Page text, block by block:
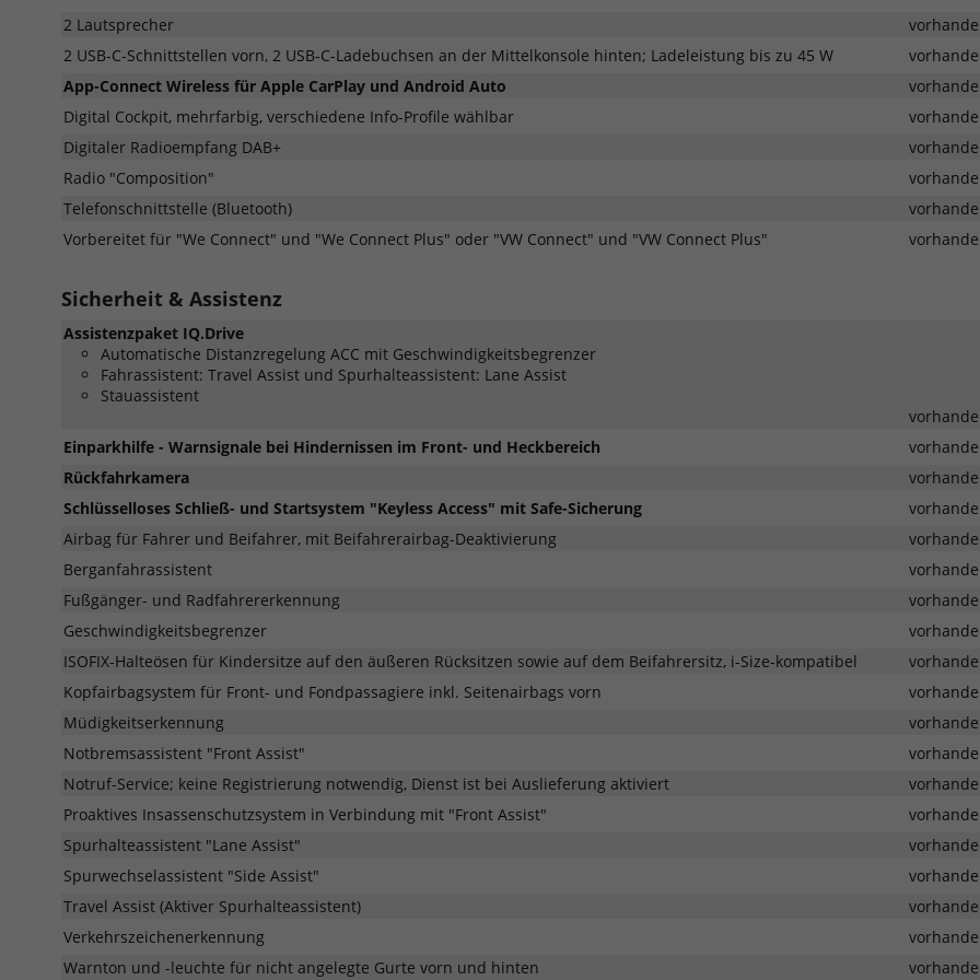
2 Lautsprecher
2 USB-C-Schnittstellen vorn, 2 USB-C-Ladebuchsen an der Mittelkonsole hinten; Ladeleistung bis zu 45 W
App-Connect Wireless für Apple CarPlay und Android Auto
Digital Cockpit, mehrfarbig, verschiedene Info-Profile wählbar
Digitaler Radioempfang DAB+
Radio "Composition"
Telefonschnittstelle (Bluetooth)
Vorbereitet für "We Connect" und "We Connect Plus" oder "VW Connect" und "VW Connect Plus"
Sicherheit & Assistenz
Assistenzpaket IQ.Drive
Automatische Distanzregelung ACC mit Geschwindigkeitsbegrenzer
Fahrassistent: Travel Assist und Spurhalteassistent: Lane Assist
Stauassistent
Einparkhilfe - Warnsignale bei Hindernissen im Front- und Heckbereich
Rückfahrkamera
Schlüsselloses Schließ- und Startsystem "Keyless Access" mit Safe-Sicherung
Airbag für Fahrer und Beifahrer, mit Beifahrerairbag-Deaktivierung
Berganfahrassistent
Fußgänger- und Radfahrererkennung
Geschwindigkeitsbegrenzer
ISOFIX-Halteösen für Kindersitze auf den äußeren Rücksitzen sowie auf dem Beifahrersitz, i-Size-kompatibel
Kopfairbagsystem für Front- und Fondpassagiere inkl. Seitenairbags vorn
Müdigkeitserkennung
Notbremsassistent "Front Assist"
Notruf-Service; keine Registrierung notwendig, Dienst ist bei Auslieferung aktiviert
Proaktives Insassenschutzsystem in Verbindung mit "Front Assist"
Spurhalteassistent "Lane Assist"
Spurwechselassistent "Side Assist"
Travel Assist (Aktiver Spurhalteassistent)
Verkehrszeichenerkennung
Warnton und -leuchte für nicht angelegte Gurte vorn und hinten